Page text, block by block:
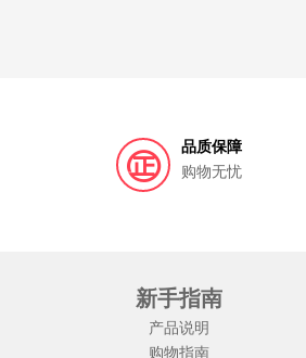
品质保障
购物无忧
新手指南
产品说明
购物指南